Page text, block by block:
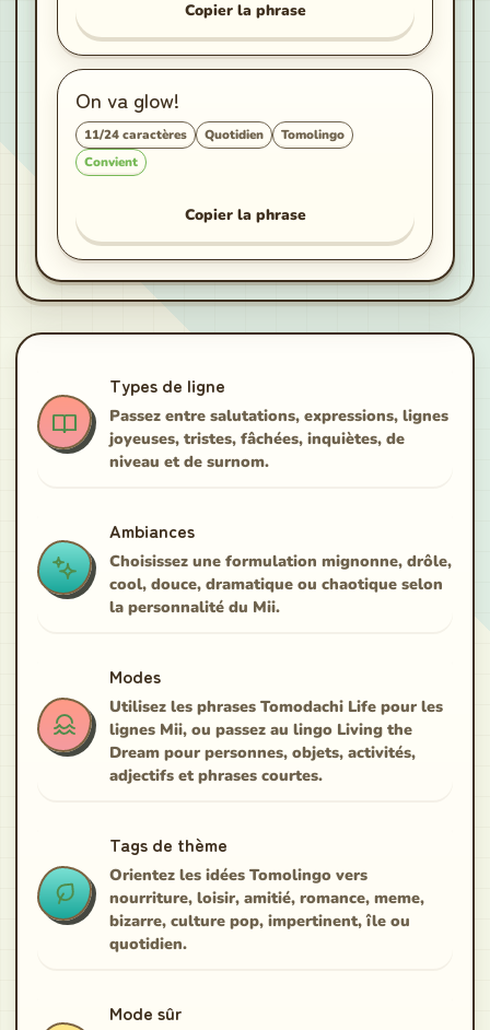
Copier la phrase
On va glow!
11/24caractères Quotidien
Tomolingo
Convient
Copier la phrase
Types de ligne
Passez entre salutations, expressions, lignes
joyeuses, tristes, fâchées, inquiètes, de
niveau et de surnom.
Ambiances
Choisissez une formulation mignonne, drôle,
cool, douce, dramatique ou chaotique selon
la personnalité du Mii.
Modes
Utilisez les phrases Tomodachi Life pour les
lignes Mii, ou passez au lingo Living the
Dream pour personnes, objets, activités,
adjectifs et phrases courtes.
Tags de thème
Orientez les idées Tomolingo vers
nourriture, loisir, amitié, romance, meme,
bizarre, culture pop, impertinent, île ou
quotidien.
Mode sûr